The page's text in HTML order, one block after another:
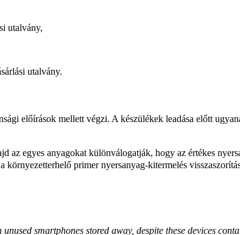
utalvány,
utalvány.
előírások mellett végzi. A készülékek leadása előtt
az egyes anyagokat különválogatják, hogy az értékes
primer nyersanyag-kitermelés
smartphones stored away, despite these devices